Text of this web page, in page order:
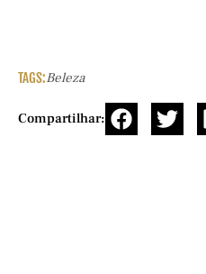
TAGS:Beleza
Compartilhar: